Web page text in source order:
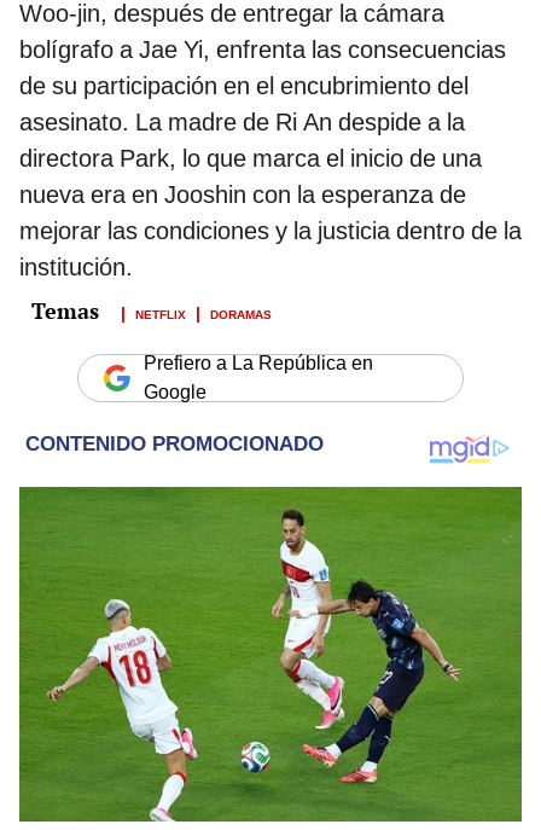
Woo-jin, después de entregar la cámara
bolígrafo a Jae Yi, enfrenta las consecuencias
de su participación en el encubrimiento del
asesinato. La madre de Ri An despide a la
directora Park, lo que marca el inicio de una
nueva era en Jooshin con la esperanza de
mejorar las condiciones y la justicia dentro de la
institución.
NETFLIX DORAMAS
Prefiero a La República en
Google